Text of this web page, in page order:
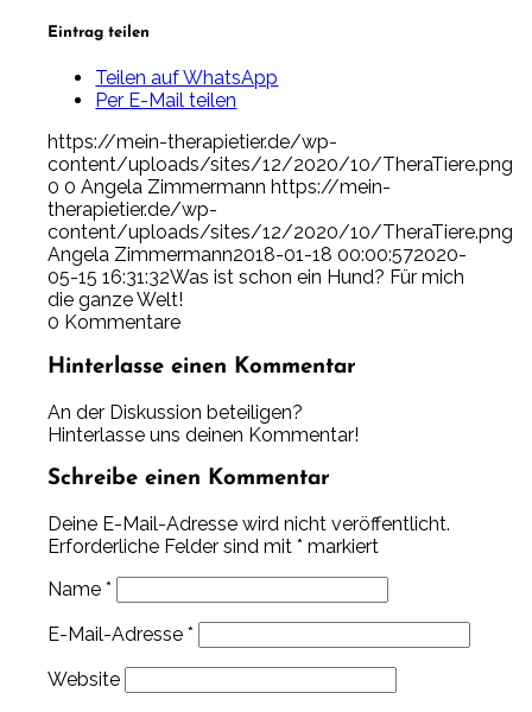
Eintrag teilen
Teilen auf WhatsApp
Per E-Mail teilen
https://mein-therapietier.de/wp-
content/uploads/sites/12/2020/10/TheraTiere.png
0 0 Angela Zimmermann https://mein-
therapietier.de/wp-
content/uploads/sites/12/2020/10/TheraTiere.png
Angela Zimmermann2018-01-18 00:00:572020-
05-15 16:31:32Was ist schon ein Hund? Für mich
die ganze Welt!
0 Kommentare
Hinterlasse einen Kommentar
An der Diskussion beteiligen?
Hinterlasse uns deinen Kommentar!
Schreibe einen Kommentar
Deine E-Mail-Adresse wird nicht veröffentlicht.
Erforderliche Felder sind mit* markiert
Name*
E-Mail-Adresse*
Website